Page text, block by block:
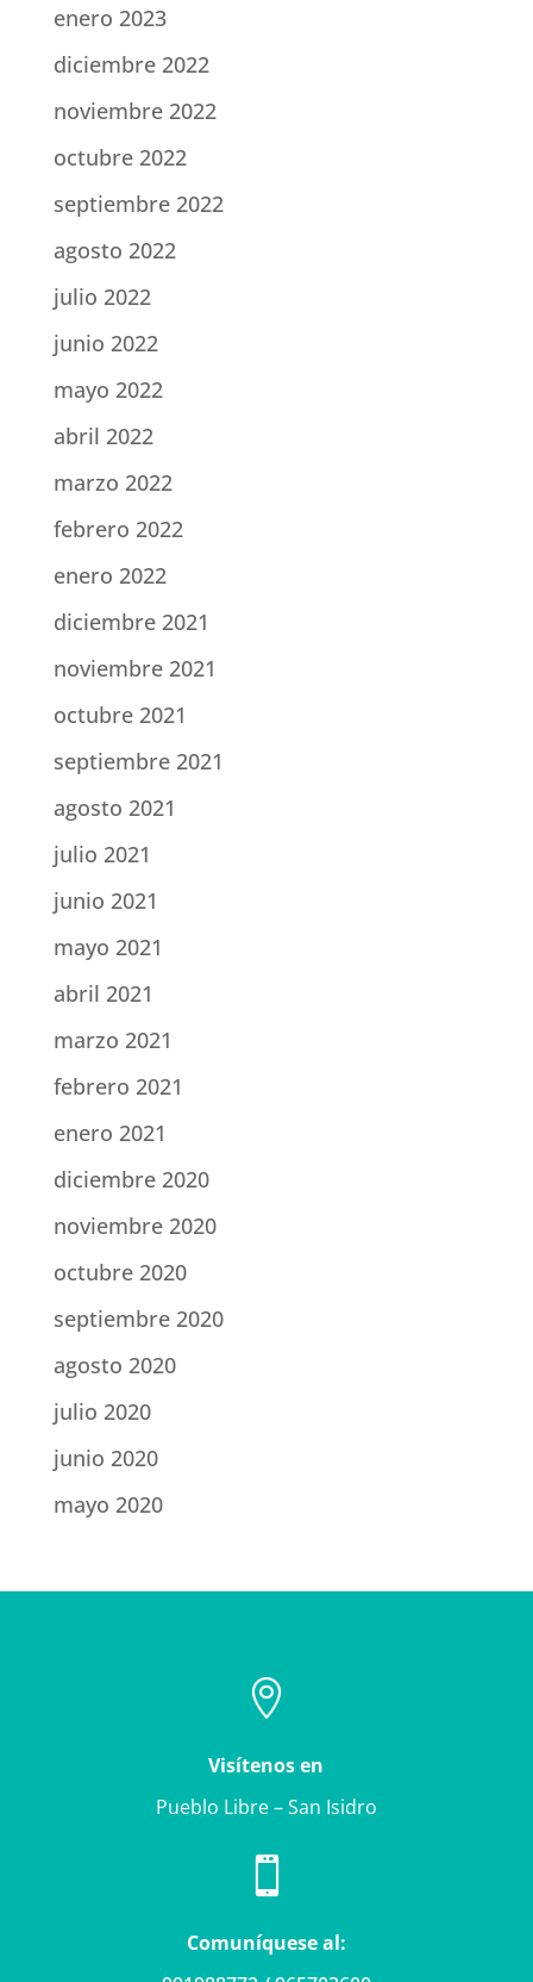
enero 2023
diciembre 2022
noviembre 2022
octubre 2022
septiembre 2022
agosto 2022
julio 2022
junio 2022
mayo 2022
abril 2022
marzo 2022
febrero 2022
enero 2022
diciembre 2021
noviembre 2021
octubre 2021
septiembre 2021
agosto 2021
julio 2021
junio 2021
mayo 2021
abril 2021
marzo 2021
febrero 2021
enero 2021
diciembre 2020
noviembre 2020
octubre 2020
septiembre 2020
agosto 2020
julio 2020
junio 2020
mayo 2020

Visítenos en
Pueblo Libre – San Isidro

Comuníquese al: